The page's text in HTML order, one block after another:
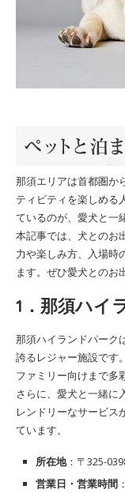
那須エリアは首都圏か
ティビティを楽しめる
ているのが、愛犬と一
本記事では、犬とのお
力や楽しみ方、入場時
ます。ぜひ愛犬とのお
1．那須ハイ
那須ハイランドパーク
誇るレジャー施設です
ファミリー向けまで多
さらに、愛犬と一緒に
レンドリーなサービス
ています。
所在地：〒325-
営業日・営業時間